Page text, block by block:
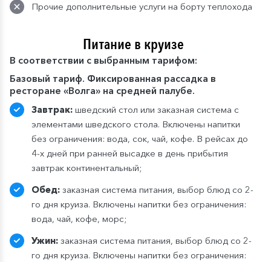
Прочие дополнительные услуги на борту теплохода
Питание в круизе
В соответствии с выбранным тарифом:
Базовый тариф. Фиксированная рассадка в
ресторане «Волга» на средней палубе.
Завтрак: шведский стол или заказная система с
элементами шведского стола. Включены напитки
без ограничения: вода, сок, чай, кофе. В рейсах до
4-х дней при ранней высадке в день прибытия
завтрак континентальный;
Обед: заказная система питания, выбор блюд со 2-
го дня круиза. Включены напитки без ограничения:
вода, чай, кофе, морс;
Ужин: заказная система питания, выбор блюд со 2-
го дня круиза. Включены напитки без ограничения: